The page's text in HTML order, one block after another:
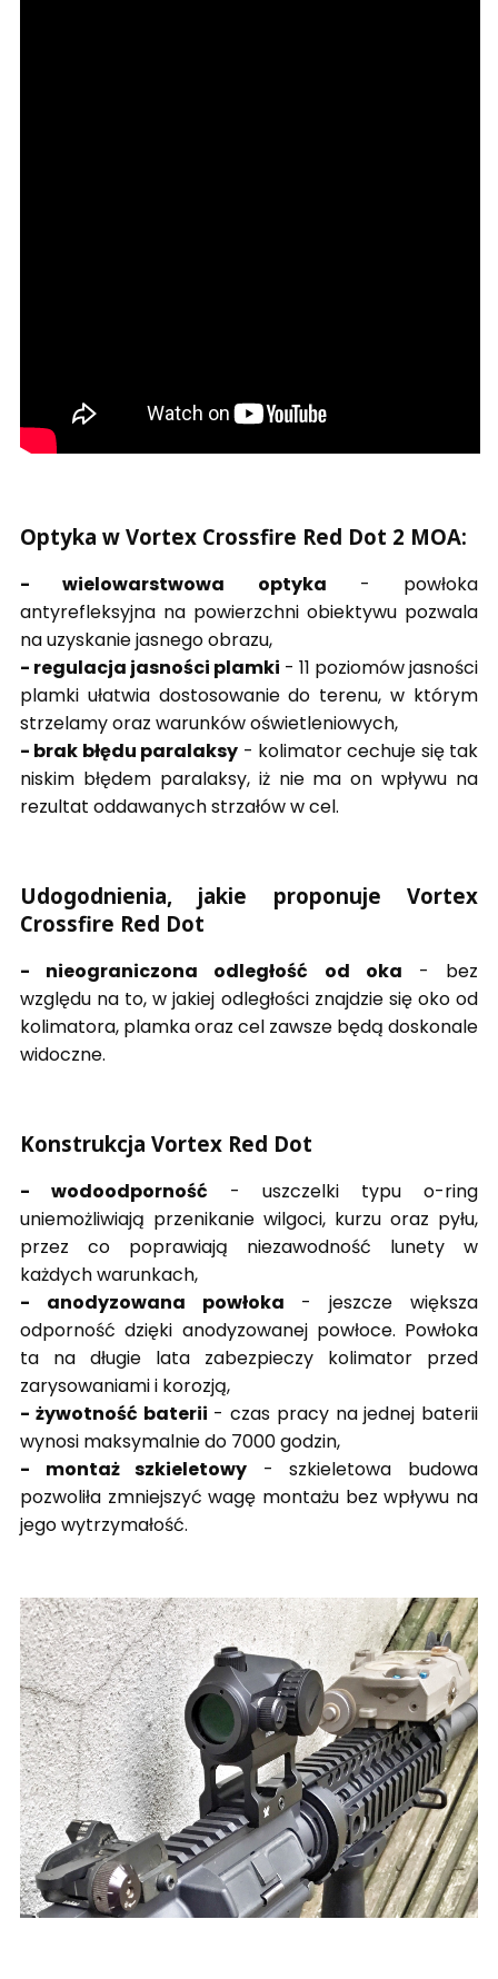
Optyka w Vortex Crossfire Red Dot 2 MOA:
- wielowarstwowa optyka - powłoka
antyrefleksyjna na powierzchni obiektywu pozwala
na uzyskanie jasnego obrazu,
- regulacja jasności plamki - 11 poziomów jasności
plamki ułatwia dostosowanie do terenu, w którym
strzelamy oraz warunków oświetleniowych,
- brak błędu paralaksy - kolimator cechuje się tak
niskim błędem paralaksy, iż nie ma on wpływu na
rezultat oddawanych strzałów w cel.
Udogodnienia, jakie proponuje Vortex
Crossfire Red Dot
- nieograniczona odległość od oka - bez
względu na to, w jakiej odległości znajdzie się oko od
kolimatora, plamka oraz cel zawsze będą doskonale
widoczne.
Konstrukcja Vortex Red Dot
- wodoodporność - uszczelki typu o-ring
uniemożliwiają przenikanie wilgoci, kurzu oraz pyłu,
przez co poprawiają niezawodność lunety w
każdych warunkach,
- anodyzowana powłoka - jeszcze większa
odporność dzięki anodyzowanej powłoce. Powłoka
ta na długie lata zabezpieczy kolimator przed
zarysowaniami i korozją,
- żywotność baterii - czas pracy na jednej baterii
wynosi maksymalnie do 7000 godzin,
- montaż szkieletowy - szkieletowa budowa
pozwoliła zmniejszyć wagę montażu bez wpływu na
jego wytrzymałość.